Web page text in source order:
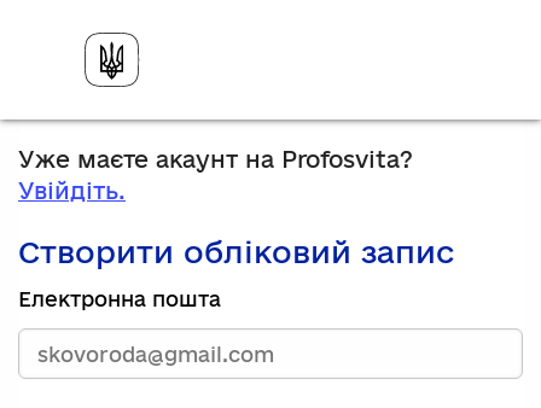
Уже маєте акаунт на Profosvita?
Увійдіть.
Створити обліковий запис
Електронна пошта